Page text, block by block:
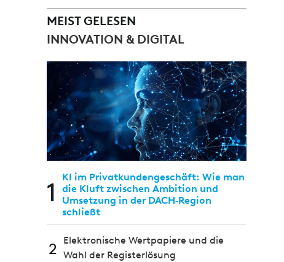
MEIST GELESEN
INNOVATION & DIGITAL
1
KI im Privatkundengeschäft: Wie man
die Kluft zwischen Ambition und
Umsetzung in der DACH‑Region
schließt
2
Elektronische Wertpapiere und die
Wahl der Registerlösung